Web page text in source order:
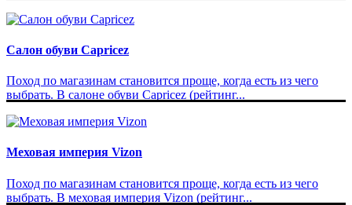
Салон обуви Capricez
Поход по магазинам становится проще, когда есть из чего
выбрать. В салоне обуви Capricez (рейтинг...
Меховая империя Vizon
Поход по магазинам становится проще, когда есть из чего
выбрать. В меховая империя Vizon (рейтинг...